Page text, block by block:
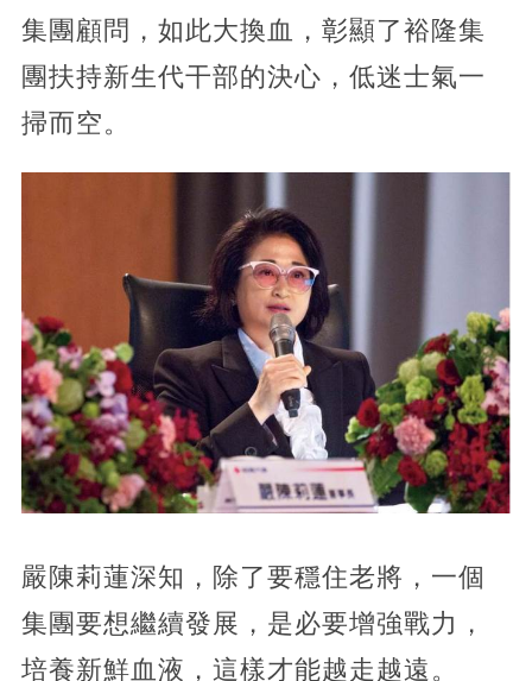
集團顧問，如此大換血，彰顯了裕隆集
團扶持新生代干部的決心，低迷士氣一
掃而空。
嚴陳莉蓮深知，除了要穩住老將，一個
集團要想繼續發展，是必要增強戰力，
培養新鮮血液，這樣才能越走越遠。